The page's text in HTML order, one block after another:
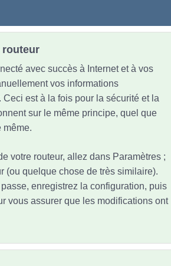
routeur
avec succès à Internet et à vos
vos informations
est à la fois pour la sécurité et la
sur le même principe, quel que
même.
votre routeur, allez dans Paramètres ;
(ou quelque chose de très similaire).
enregistrez la configuration, puis
vous assurer que les modifications ont